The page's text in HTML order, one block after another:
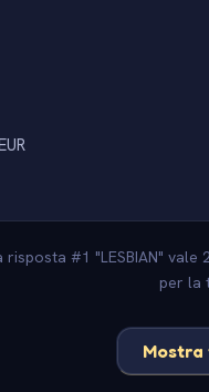
risposta #1 "LESBIAN"
per la